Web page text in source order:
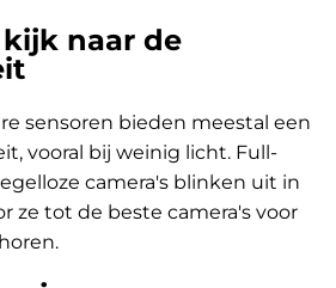
naar de
sensoren bieden meestal een
vooral bij weinig licht. Full-
camera's blinken uit in
ze tot de beste camera's voor